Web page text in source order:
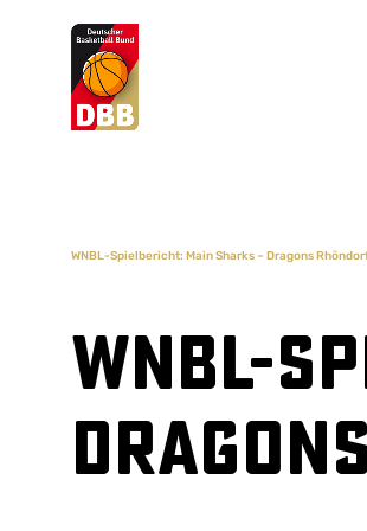
Suchvorschläge
WNBL-Spielbericht: Main Sharks – Dragons
WNBL-